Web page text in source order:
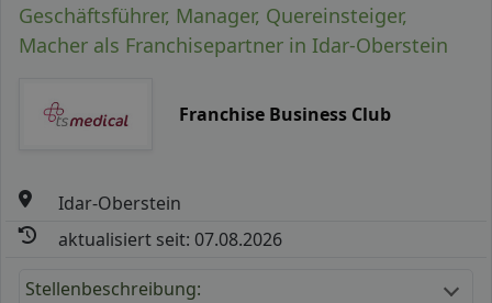
Geschäftsführer, Manager, Quereinsteiger,
Macher als Franchisepartner in Idar-Oberstein
Franchise Business Club
Idar-Oberstein
aktualisiert seit: 07.08.2026
Stellenbeschreibung: